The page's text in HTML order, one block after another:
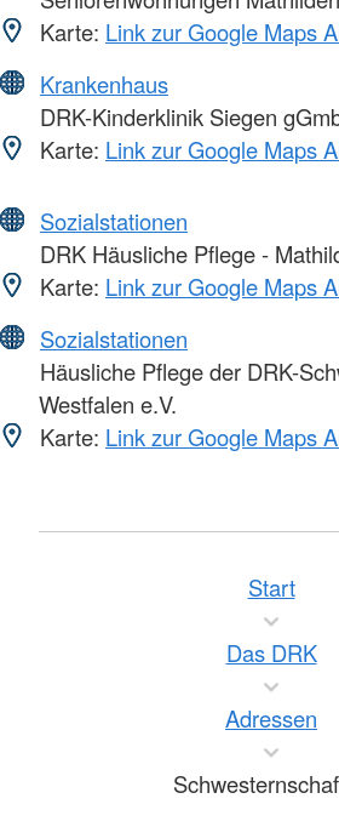
Karte: Link zur Google Maps
Krankenhaus
DRK-Kinderklinik Siegen
Karte: Link zur Google Maps
Sozialstationen
DRK Häusliche Pflege -
Karte: Link zur Google Maps
Sozialstationen
Häusliche Pflege der DRK-
Westfalen e.V.
Karte: Link zur Google Maps
Start
Das DRK
Adressen